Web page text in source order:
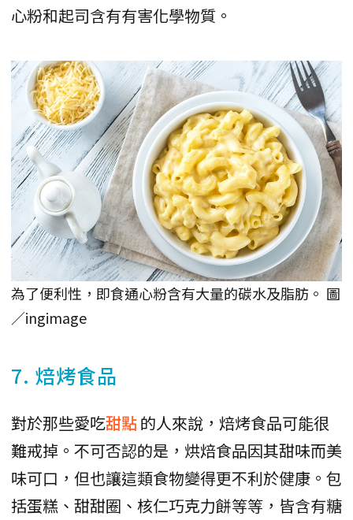
心粉和起司含有有害化學物質。
為了便利性，即食通心粉含有大量的碳水及脂肪。 圖
／ingimage
7. 焙烤食品
對於那些愛吃甜點的人來說，焙烤食品可能很
難戒掉。不可否認的是，烘焙食品因其甜味而美
味可口，但也讓這類食物變得更不利於健康。包
括蛋糕、甜甜圈、核仁巧克力餅等等，皆含有糖